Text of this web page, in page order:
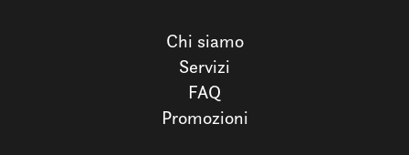
Chi siamo
Servizi
FAQ
Promozioni